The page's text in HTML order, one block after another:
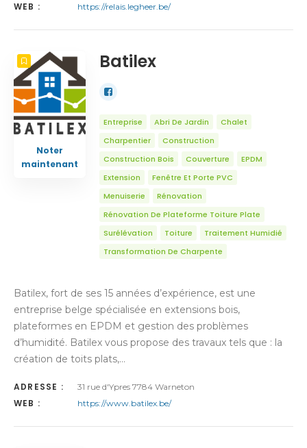
WEB : https://relais.legheer.be/
Noter
maintenant
Batilex
Entreprise Abri De Jardin
Chalet
Charpentier
Construction
Construction Bois
Couverture
EPDM
Extension
Fenêtre Et Porte PVC
Menuiserie
Rénovation
Rénovation De Plateforme Toiture Plate
Surélévation
Toiture
Traitement Humidié
Transformation De Charpente
Batilex, fort de ses 15 années d’expérience, est une
entreprise belge spécialisée en extensions bois,
plateformes en EPDM et gestion des problèmes
d’humidité. Batilex vous propose des travaux tels que : la
création de toits plats,…
ADRESSE : 31 rue d'Ypres 7784 Warneton
WEB : https://www.batilex.be/